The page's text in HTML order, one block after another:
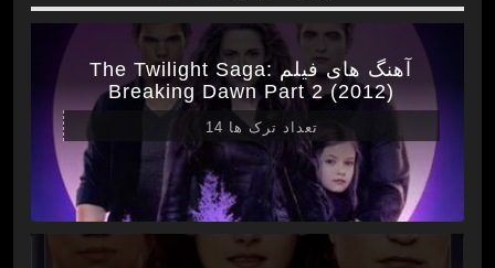
آهنگ های فیلم The Twilight Saga:
Breaking Dawn Part 2 (2012)
تعداد ترک ها 14